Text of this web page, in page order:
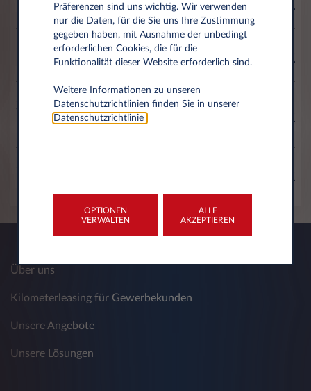
Download
MY-LEASYS REGISTRIERUNG
Download
SERVICE-UPDATE W+V FÜR
WERKSTATTMITARBEITER
SERVICEBESCHREIBUNG W + V
Über uns
Kilometerleasing für Gewerbekunden
Unsere Angebote
Unsere Lösungen
Präferenzen sind uns wichtig. Wir verwenden
nur die Daten, für die Sie uns Ihre Zustimmung
gegeben haben, mit Ausnahme der unbedingt
erforderlichen Cookies, die für die
Funktionalität dieser Website erforderlich sind.
Weitere Informationen zu unseren
Datenschutzrichtlinien finden Sie in unserer
Datenschutzrichtlinie
OPTIONEN
VERWALTEN
ALLE
AKZEPTIEREN